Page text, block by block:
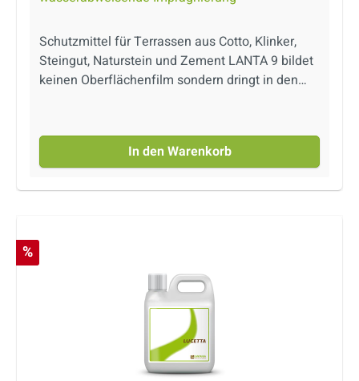
Schutzmittel für Terrassen aus Cotto, Klinker,
Steingut, Naturstein und Zement LANTA 9 bildet
keinen Oberflächenfilm sondern dringt in den
die Fugen.
In den Warenkorb
Rabatt
%